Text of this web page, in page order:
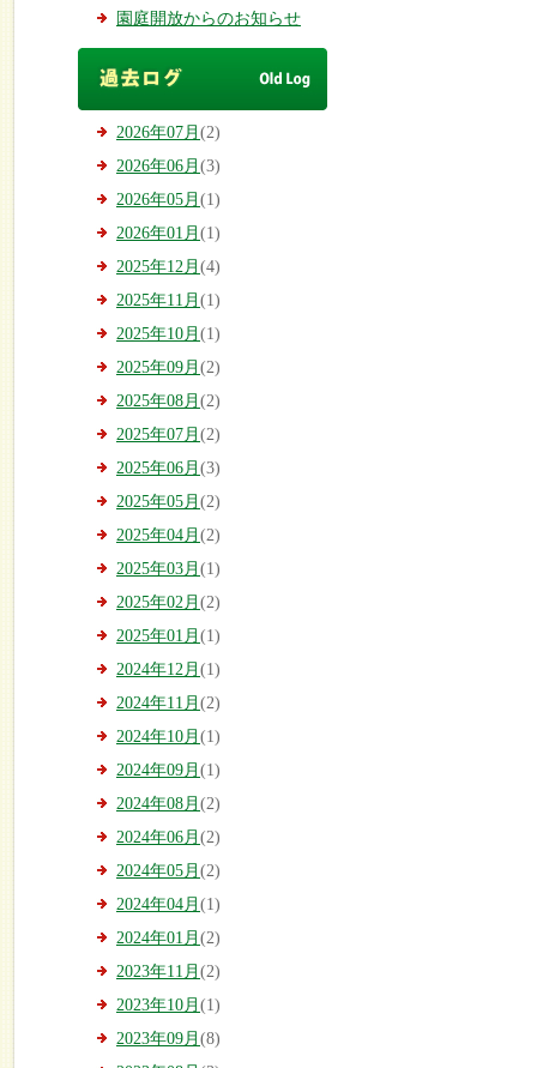
園庭開放からのお知らせ
2026年07月 (2)
2026年06月 (3)
2026年05月 (1)
2026年01月 (1)
2025年12月 (4)
2025年11月 (1)
2025年10月 (1)
2025年09月 (2)
2025年08月 (2)
2025年07月 (2)
2025年06月 (3)
2025年05月 (2)
2025年04月 (2)
2025年03月 (1)
2025年02月 (2)
2025年01月 (1)
2024年12月 (1)
2024年11月 (2)
2024年10月 (1)
2024年09月 (1)
2024年08月 (2)
2024年06月 (2)
2024年05月 (2)
2024年04月 (1)
2024年01月 (2)
2023年11月 (2)
2023年10月 (1)
2023年09月 (8)